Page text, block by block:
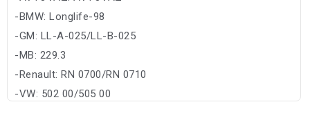
-BMW: Longlife-98
-GM: LL-A-025/LL-B-025
-MB: 229.3
-Renault: RN 0700/RN 0710
-VW: 502 00/505 00